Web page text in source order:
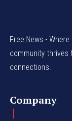
Free News -
community thrives
connections.
Company